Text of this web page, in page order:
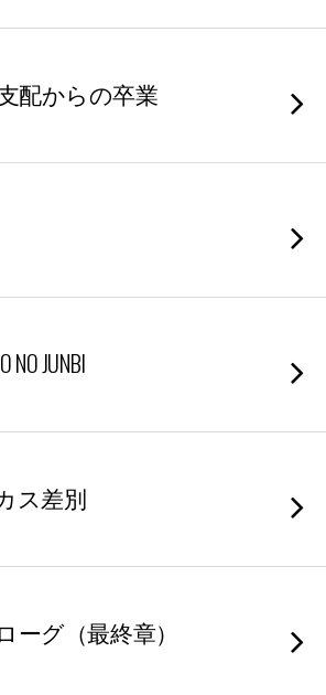
配からの卒業
NO JUNBI
ス差別
ーグ（最終章）